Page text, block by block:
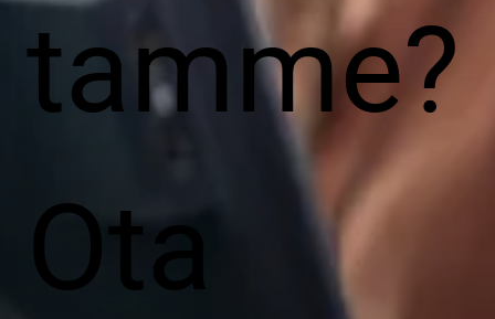
tamme?
Ota